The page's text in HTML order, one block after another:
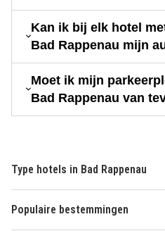
Kan ik bij elk hotel
Bad Rappenau mijn
Moet ik mijn
Bad Rappenau van
Type hotels in Bad Rappenau
Populaire bestemmingen